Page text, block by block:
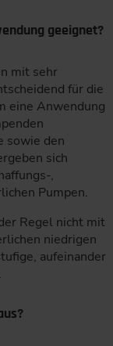
geeignet?
mit sehr
für die
eine Anwendung
sowie den
sich
,
Pumpen.
Regel nicht mit
niedrigen
aufeinander